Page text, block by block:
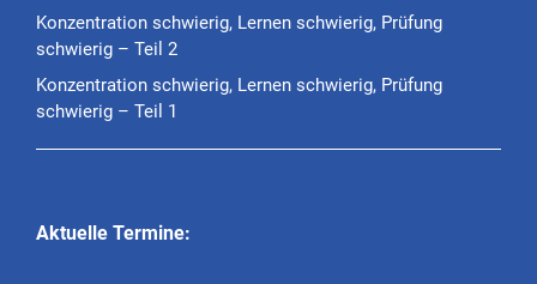
Konzentration schwierig, Lernen schwierig, Prüfung
schwierig – Teil 2
Konzentration schwierig, Lernen schwierig, Prüfung
schwierig – Teil 1
Aktuelle Termine: